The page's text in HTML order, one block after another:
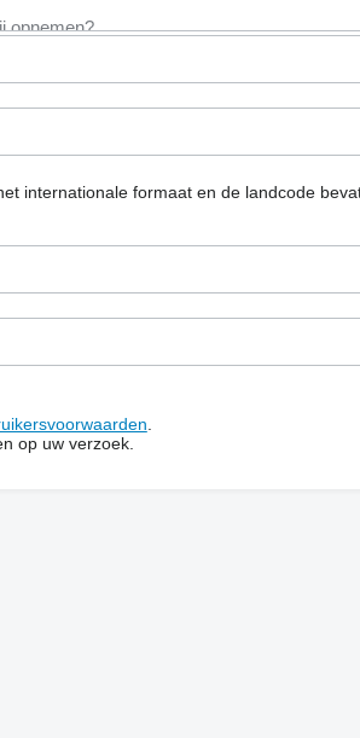
internationale formaat en de landcode
.
op uw verzoek.